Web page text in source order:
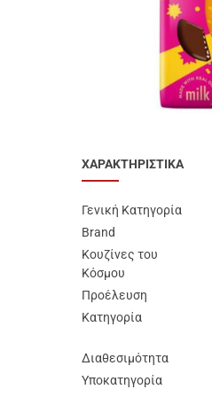
SUPER ΠΡΟΣΦΟΡΕΣ!
ΧΑΡΑΚΤΗΡΙΣΤΙΚΑ
Γενική Κατηγορία
Brand
Κουζίνες του
Κόσμου
Προέλευση
Κατηγορία
Διαθεσιμότητα
Υποκατηγορία